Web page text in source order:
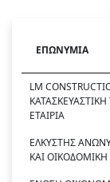
ΕΠΩΝΥΜΙΑ
LM
ΕΤΑΙΡΙΑ
ΕΛΚΥΣΤΗΣ
KAI ΟΙΚΟΔΟΜΙΚΗ